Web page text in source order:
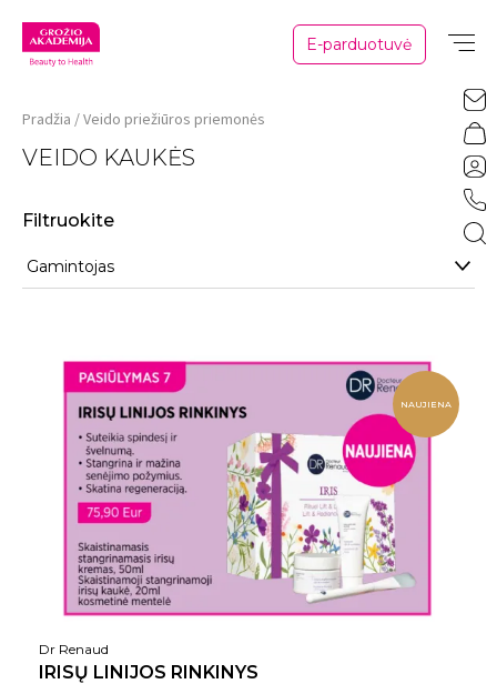
E-parduotuvė
Pradžia Veido priežiūros priemonės
VEIDO KAUKĖS
Filtruokite
Gamintojas
NAUJIENA
Dr Renaud
IRISŲ LINIJOS RINKINYS